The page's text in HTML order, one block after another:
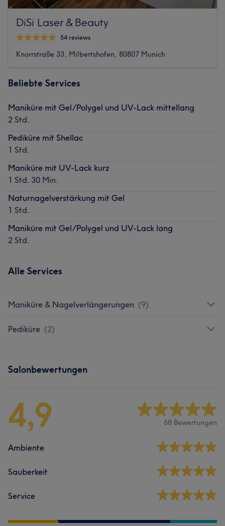
DiSi Laser & Beauty
54 reviews
Knorrstraße 33, Milbertshofen, 80807 Munich
Beliebte Services
Maniküre mit Gel/Polygel und UV-Lack mittellang
2 Std.
Pediküre mit Shellac
1 Std.
Maniküre mit UV-Lack kurz
1 Std. 30 Min.
Naturnagelverstärkung mit Gel
1 Std.
Maniküre mit Gel/Polygel und UV-Lack lang
2 Std.
Alle Services
Maniküre & Nagelverlängerungen (9)
Pediküre (2)
Salonbewertungen
4,9 68 Bewertungen
Ambiente
Sauberkeit
Service